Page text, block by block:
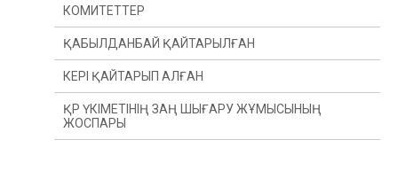
ӨТКЕН СЕССИЯДАН
ПРЕЗИДЕНТ
ДЕПУТАТ(Ы)
ҮКІМЕТ
КОМИТЕТТЕР
КОНСТИТУЦИЯЛЫҚ ЗАҢНАМА, СОТ ЖҮЙЕСІ
ЖӘНЕ ҚҰҚЫҚ ҚОРҒАУ ОРГАНДАРЫ КОМИТЕТІ
ҚАРЖЫ ЖӘНЕ БЮДЖЕТ КОМИТЕТІ
ХАЛЫҚАРАЛЫҚ ҚАТЫНАСТАР, ҚОРҒАНЫС
ЖӘНЕ ҚАУІПСІЗДІК КОМИТЕТІ
ҚАБЫЛДАНБАЙ ҚАЙТАРЫЛҒАН
КЕРІ ҚАЙТАРЫП АЛҒАН
ҚР ҮКІМЕТІНІҢ ЗАҢ ШЫҒАРУ ЖҰМЫСЫНЫҢ
ЖОСПАРЫ